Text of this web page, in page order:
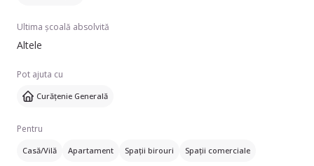
Ultima școală absolvită
Altele
Pot ajuta cu
Curățenie Generală
Pentru
Casă/Vilă Apartament Spații birouri Spații comerciale